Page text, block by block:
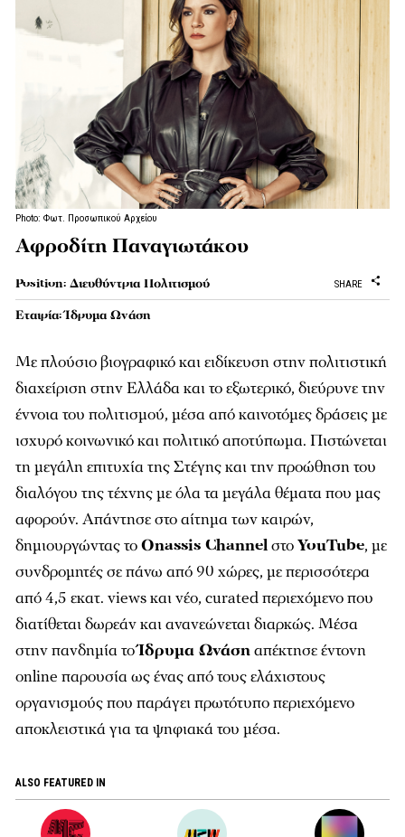
Photo: Φωτ. Προσωπικού Αρχείου
Αφροδίτη Παναγιωτάκου
SHARE
Position: Διευθύντρια Πολιτισμού
Εταιρία: Ίδρυμα Ωνάση
Με πλούσιο βιογραφικό και ειδίκευση στην πολιτιστική
διαχείριση στην Ελλάδα και το εξωτερικό, διεύρυνε την
έννοια του πολιτισμού, μέσα από καινοτόμες δράσεις με
ισχυρό κοινωνικό και πολιτικό αποτύπωμα. Πιστώνεται
τη μεγάλη επιτυχία της Στέγης και την προώθηση του
διαλόγου της τέχνης με όλα τα μεγάλα θέματα που μας
αφορούν. Απάντησε στο αίτημα των καιρών,
δημιουργώντας τοOnassis ChannelστοYouTube, με
συνδρομητές σε πάνω από 90 χώρες, με περισσότερα
από 4,5 εκατ. views και νέο, curated περιεχόμενο που
διατίθεται δωρεάν και ανανεώνεται διαρκώς. Μέσα
στην πανδημία τοΊδρυμα Ωνάσηαπέκτησε έντονη
online παρουσία ως ένας από τους ελάχιστους
οργανισμούς που παράγει πρωτότυπο περιεχόμενο
αποκλειστικά για τα ψηφιακά του μέσα.
ALSO FEATURED IN